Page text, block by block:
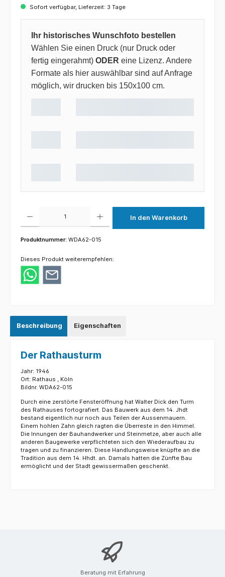
Sofort verfügbar, Lieferzeit: 3 Tage
Ihr historisches Wunschfoto bestellen
Wählen Sie einen Druck (nur Druck oder
fertig eingerahmt) ODER eine Lizenz. Andere
Formate als hier auswählbar sind auf Anfrage
möglich, wir drucken bis 150x100 cm.
In den Warenkorb
Produktnummer: WDA62-015
Dieses Produkt weiterempfehlen:
Beschreibung Eigenschaften
Der Rathausturm
Jahr: 1946
Ort: Rathaus , Köln
Bildnr. WDA62-015
Durch eine zerstörte Fensteröffnung hat Walter Dick den Turm
des Rathauses fortografiert. Das Bauwerk aus dem 14. Jhdt
bestand eigentlich nur noch aus Teilen der Aussenmauern.
Einem hohlen Zahn gleich ragten die Überreste in den Himmel.
Die Innungen der Bauhandwerker und Steinmetze, aber auch alle
anderen Baugewerke verpflichteten sich den Wiederaufbau zu
tragen und zu finanzieren. Diese Handlungsweise knüpfte an die
Tradition aus dem 14. Hhdt. an. Damals hatten die Zünfte Bau
ermöglicht und der Stadt gewissermaßen geschenkt.
Beratung mit Erfahrung